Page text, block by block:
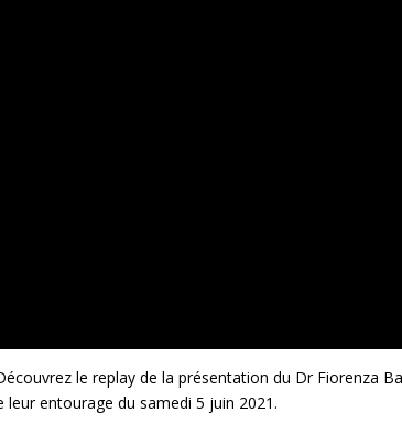
le replay de la présentation du Dr Fiorenza
entourage du samedi 5 juin 2021.